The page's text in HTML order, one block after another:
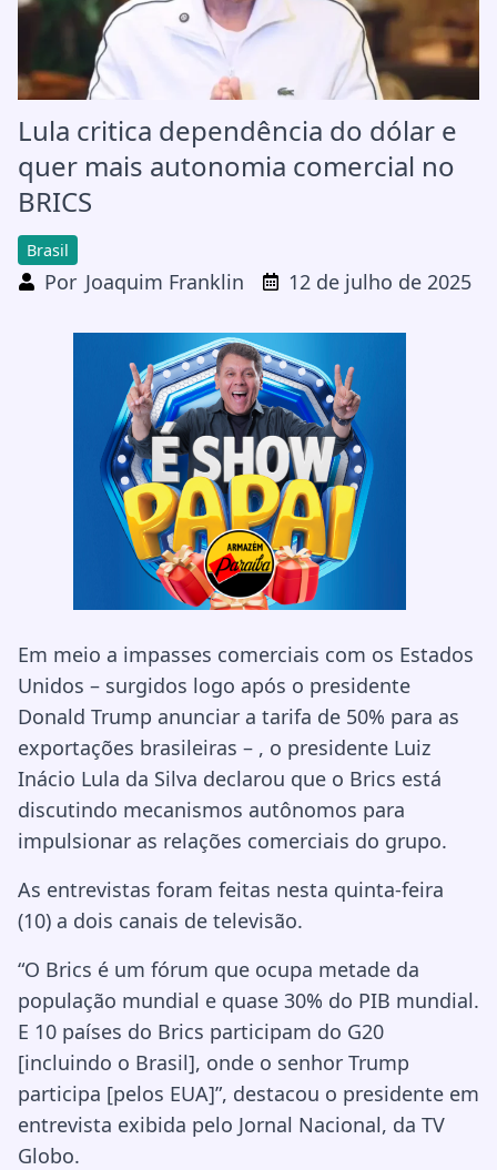
Lula critica dependência do dólar e
quer mais autonomia comercial no
BRICS
Brasil
Por Joaquim Franklin 12 de julho de 2025
Em meio a impasses comerciais com os Estados
Unidos – surgidos logo após o presidente
Donald Trump anunciar a tarifa de 50% para as
exportações brasileiras – , o presidente Luiz
Inácio Lula da Silva declarou que o Brics está
discutindo mecanismos autônomos para
impulsionar as relações comerciais do grupo.
As entrevistas foram feitas nesta quinta-feira
(10) a dois canais de televisão.
“O Brics é um fórum que ocupa metade da
população mundial e quase 30% do PIB mundial.
E 10 países do Brics participam do G20
[incluindo o Brasil], onde o senhor Trump
participa [pelos EUA]”, destacou o presidente em
entrevista exibida pelo Jornal Nacional, da TV
Globo.